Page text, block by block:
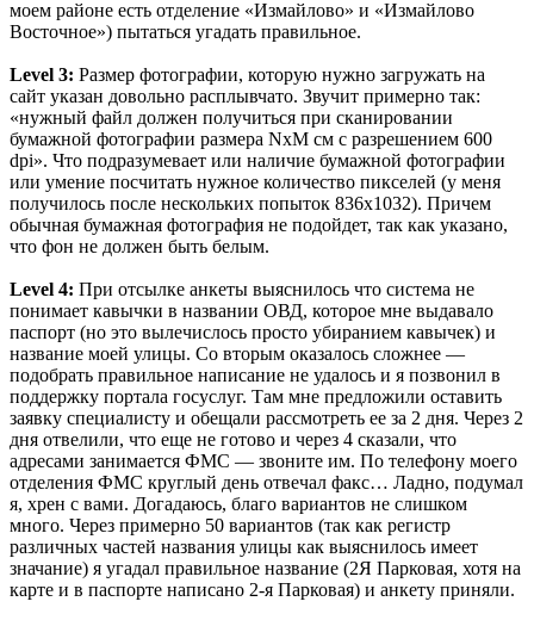
моем районе есть отделение «Измайлово» и «Измайлово
Восточное») пытаться угадать правильное.
Level 3: Размер фотографии, которую нужно загружать на
сайт указан довольно расплывчато. Звучит примерно так:
«нужный файл должен получиться при сканировании
бумажной фотографии размера NxM см с разрешением 600
dpi». Что подразумевает или наличие бумажной фотографии
или умение посчитать нужное количество пикселей (у меня
получилось после нескольких попыток 836x1032). Причем
обычная бумажная фотография не подойдет, так как указано,
что фон не должен быть белым.
Level 4: При отсылке анкеты выяснилось что система не
понимает кавычки в названии ОВД, которое мне выдавало
паспорт (но это вылечислось просто убиранием кавычек) и
название моей улицы. Со вторым оказалось сложнее —
подобрать правильное написание не удалось и я позвонил в
поддержку портала госуслуг. Там мне предложили оставить
заявку специалисту и обещали рассмотреть ее за 2 дня. Через 2
дня отвелили, что еще не готово и через 4 сказали, что
адресами занимается ФМС — звоните им. По телефону моего
отделения ФМС круглый день отвечал факс… Ладно, подумал
я, хрен с вами. Догадаюсь, благо вариантов не слишком
много. Через примерно 50 вариантов (так как регистр
различных частей названия улицы как выяснилось имеет
значание) я угадал правильное название (2Я Парковая, хотя на
карте и в паспорте написано 2-я Парковая) и анкету приняли.